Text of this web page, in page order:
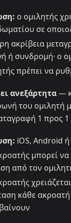
ο ομιλητής
σε
ακρίβεια
ή συνδρομή· ο
πρέπει να
ανεξάρτητα—
του
1 προς
iOS, Android
μπορεί να
από τον
κάθε